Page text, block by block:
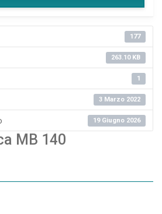
177
263.10 KB
1
3 Marzo 2022
19 Giugno 2026
MB 140